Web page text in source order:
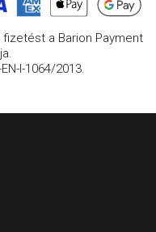
a Barion Payment
I-1064/2013.